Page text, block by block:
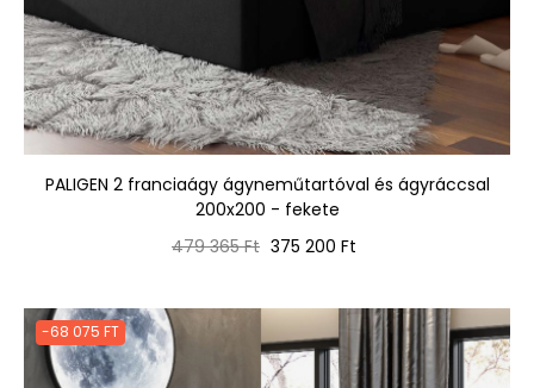
PALIGEN 2 franciaágy ágyneműtartóval és ágyráccsal
200x200 - fekete
Normál
479 365 Ft Ár
375 200 Ft
-68 075 FT